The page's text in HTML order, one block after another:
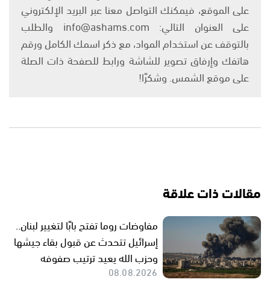
على الموقع، فيمكنك التواصل معنا عبر البريد الإلكتروني
على العنوان التالي: info@ashams.com والطلب
بالتوقف عن استخدام المواد، مع ذكر اسمك الكامل ورقم
هاتفك وإرفاق تصوير للشاشة ورابط للصفحة ذات الصلة
على موقع الشمس. وشكرًا!
مقالات ذات علاقة
مفاوضات روما تفتح بابًا لتغيير لبنان..
إسرائيل تتحدث عن قبول بقاء جيشها
وحزب الله يعيد ترتيب صفوفه
08.08.2026